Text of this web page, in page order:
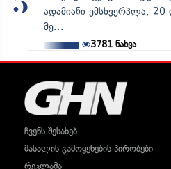
5
ადამიანი ემსხვერპლა,
მე...
3781ნახვა
ჩვენს შესახებ
მასალის გამოყენების პირობები
რეკლამა